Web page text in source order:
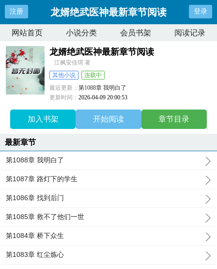
注册 龙婿绝武医神最新章节阅读 登录
网站首页 小说分类 会员书架 阅读记录
龙婿绝武医神最新章节阅读
江枫安佳琪 著
其他小说
连载中
最近更新：第1088章 我明白了
更新时间：2026-04-09 20:00:53
加入书架 开始阅读 章节目录
最新章节
第1088章 我明白了
第1087章 路灯下的学生
第1086章 找到后门
第1085章 救不了他们一世
第1084章 桥下众生
第1083章 红尘炼心